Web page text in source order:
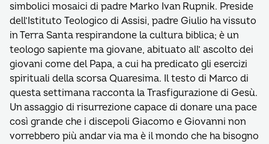
simbolici mosaici di padre Marko Ivan Rupnik. Preside
dell’Istituto Teologico di Assisi, padre Giulio ha vissuto
in Terra Santa respirandone la cultura biblica; è un
teologo sapiente ma giovane, abituato all’ ascolto dei
giovani come del Papa, a cui ha predicato gli esercizi
spirituali della scorsa Quaresima. Il testo di Marco di
questa settimana racconta la Trasfigurazione di Gesù.
Un assaggio di risurrezione capace di donare una pace
così grande che i discepoli Giacomo e Giovanni non
vorrebbero più andar via ma è il mondo che ha bisogno